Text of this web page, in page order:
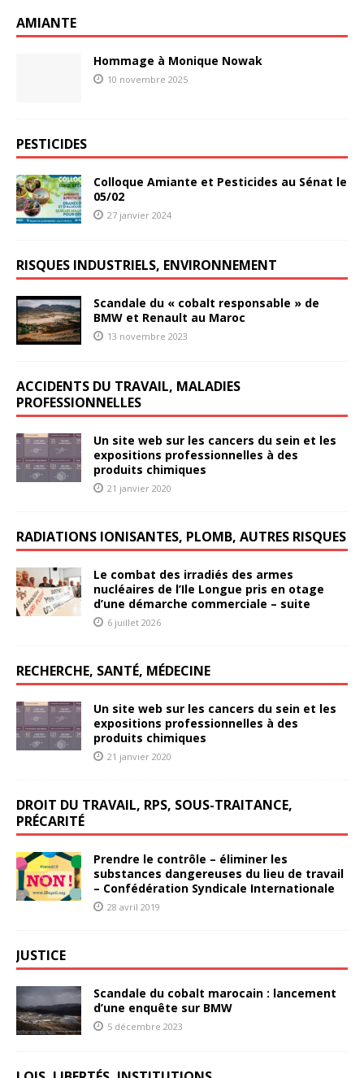
AMIANTE
Hommage à Monique Nowak
10 novembre 2025
PESTICIDES
Colloque Amiante et Pesticides au Sénat le
05/02
27 janvier 2024
RISQUES INDUSTRIELS, ENVIRONNEMENT
Scandale du « cobalt responsable » de
BMW et Renault au Maroc
13 novembre 2023
ACCIDENTS DU TRAVAIL, MALADIES
PROFESSIONNELLES
Un site web sur les cancers du sein et les
expositions professionnelles à des
produits chimiques
21 janvier 2020
RADIATIONS IONISANTES, PLOMB, AUTRES RISQUES
Le combat des irradiés des armes
nucléaires de l’Ile Longue pris en otage
d’une démarche commerciale – suite
6 juillet 2026
RECHERCHE, SANTÉ, MÉDECINE
Un site web sur les cancers du sein et les
expositions professionnelles à des
produits chimiques
21 janvier 2020
DROIT DU TRAVAIL, RPS, SOUS-TRAITANCE,
PRÉCARITÉ
Prendre le contrôle – éliminer les
substances dangereuses du lieu de travail
– Confédération Syndicale Internationale
28 avril 2019
JUSTICE
Scandale du cobalt marocain : lancement
d’une enquête sur BMW
5 décembre 2023